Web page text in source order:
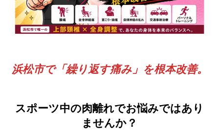
浜松市で「繰り返す痛み」を根本改善。
スポーツ中の肉離れでお悩みではあり
ませんか？